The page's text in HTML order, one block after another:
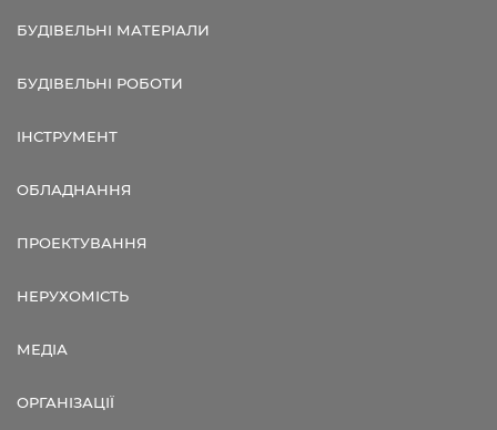
БУДІВЕЛЬНІ МАТЕРІАЛИ
БУДІВЕЛЬНІ РОБОТИ
ІНСТРУМЕНТ
ОБЛАДНАННЯ
ПРОЕКТУВАННЯ
НЕРУХОМІСТЬ
МЕДІА
ОРГАНІЗАЦІЇ